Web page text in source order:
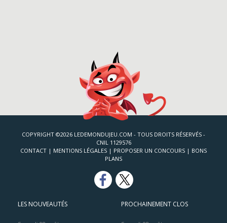
COPYRIGHT ©2026 LEDEMONDUJEU.COM - TOUS DROITS RÉSERVÉS -
CNIL 1129576
CONTACT | MENTIONS LÉGALES | PROPOSER UN CONCOURS | BONS
PLANS
LES NOUVEAUTÉS PROCHAINEMENT CLOS